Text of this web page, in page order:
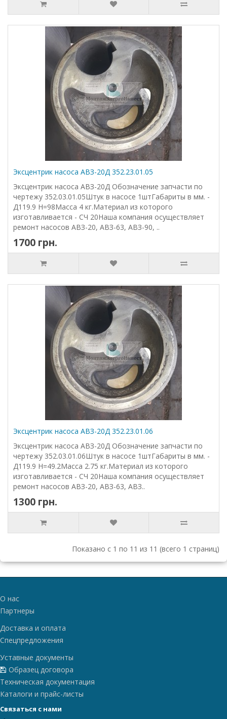
Эксцентрик насоса АВЗ-20Д 352.23.01.05
Эксцентрик насоса АВЗ-20Д Обозначение запчасти по
чертежу 352.03.01.05Штук в насосе 1штГабариты в мм. -
Д119.9 Н=98Масса 4 кг.Материал из которого
изготавливается - СЧ 20Наша компания осуществляет
ремонт насосов АВЗ-20, АВЗ-63, АВЗ-90, ..
1700 грн.
Эксцентрик насоса АВЗ-20Д 352.23.01.06
Эксцентрик насоса АВЗ-20Д Обозначение запчасти по
чертежу 352.03.01.06Штук в насосе 1штГабариты в мм. -
Д119.9 Н=49.2Масса 2.75 кг.Материал из которого
изготавливается - СЧ 20Наша компания осуществляет
ремонт насосов АВЗ-20, АВЗ-63, АВЗ..
1300 грн.
Показано с 1 по 11 из 11 (всего 1 страниц)
О нас
Партнеры
Доставка и оплата
Спецпредложения
Уставные документы
Образец договора
Техническая документация
Каталоги и прайс-листы
Связаться с нами